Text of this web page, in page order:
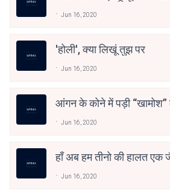
Jun 16, 2020
'होली', क्या लिखूं तुझ पर
Jun 16, 2020
आंगन के कोने में पड़ी “खामोश”
Jun 16, 2020
हाँ अब हम तीनो की हालत एक
Jun 16, 2020